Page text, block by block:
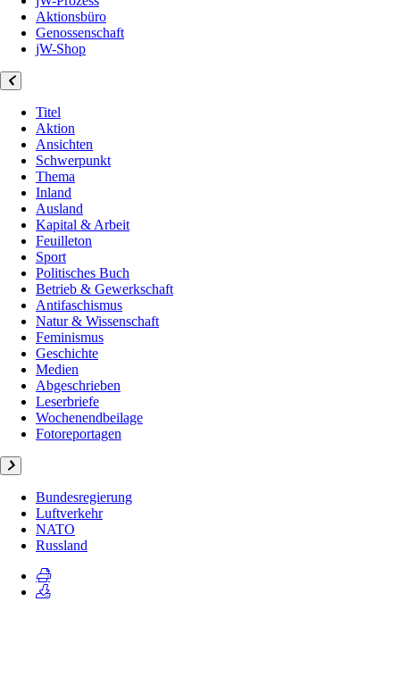
Aktionsbüro
Genossenschaft
jW-Shop
Titel
Aktion
Ansichten
Schwerpunkt
Thema
Inland
Ausland
Kapital & Arbeit
Feuilleton
Sport
Politisches Buch
Betrieb & Gewerkschaft
Antifaschismus
Natur & Wissenschaft
Feminismus
Geschichte
Medien
Abgeschrieben
Leserbriefe
Wochenendbeilage
Fotoreportagen
Bundesregierung
Luftverkehr
NATO
Russland